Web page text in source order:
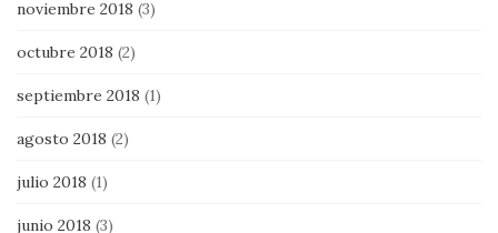
noviembre 2018 (3)
octubre 2018 (2)
septiembre 2018 (1)
agosto 2018 (2)
julio 2018 (1)
junio 2018 (3)